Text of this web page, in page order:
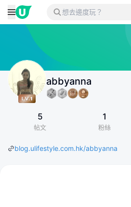
abbyanna
5
帖文
1
粉絲
blog.ulifestyle.com.hk/abbyanna